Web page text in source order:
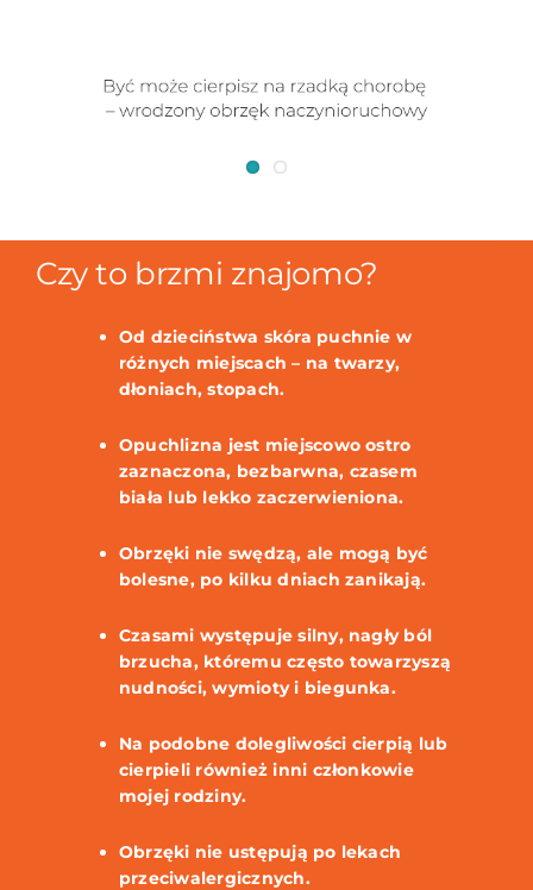
Czy to brzmi znajomo?
Od dzieciństwa skóra puchnie w
różnych miejscach – na twarzy,
dłoniach, stopach.
Opuchlizna jest miejscowo ostro
zaznaczona, bezbarwna, czasem
biała lub lekko zaczerwieniona.
Obrzęki nie swędzą, ale mogą być
bolesne, po kilku dniach zanikają.
Czasami występuje silny, nagły ból
brzucha, któremu często towarzyszą
nudności, wymioty i biegunka.
Na podobne dolegliwości cierpią lub
cierpieli również inni członkowie
mojej rodziny.
Obrzęki nie ustępują po lekach
przeciwalergicznych.